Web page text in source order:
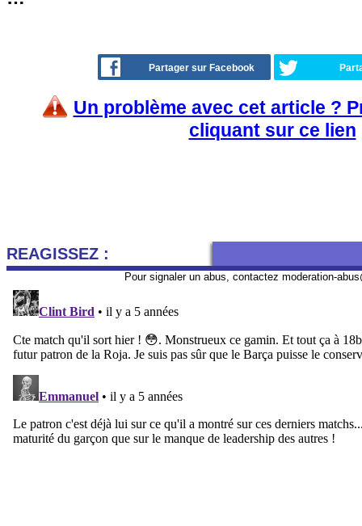
Partager sur Facebook
Un problème avec cet article ?
cliquant sur ce lien
REAGISSEZ :
Pour signaler un abus, contactez moderation-